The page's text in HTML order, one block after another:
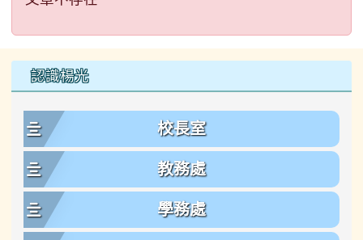
左邊區域內容
認識楊光
校長室
教務處
學務處